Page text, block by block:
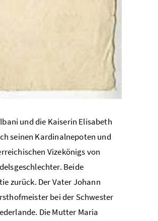
und die Kaiserin Elisabeth
seinen Kardinalnepoten und
Vizekönigs von
Beide
zurück. Der Vater Johann
bei der Schwester
Die Mutter Maria